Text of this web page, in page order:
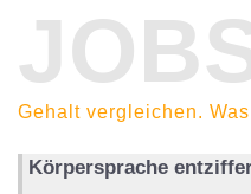
Gehalt vergleichen.
Körpersprache